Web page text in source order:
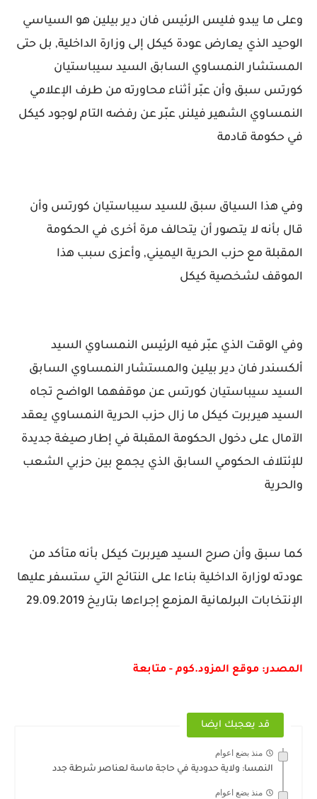
وعلى ما يبدو فليس الرئيس فان دير بيلين هو السياسي
الوحيد الذي يعارض عودة كيكل إلى وزارة الداخلية, بل حتى
المستشار النمساوي السابق السيد سيباستيان
كورتس سبق وأن عبّر أثناء محاورته من طرف الإعلامي
النمساوي الشهير فيلنر, عبّر عن رفضه التام لوجود كيكل
في حكومة قادمة
وفي هذا السياق سبق للسيد سيباستيان كورتس وأن
قال بأنه لا يتصور أن يتحالف مرة أخرى في الحكومة
المقبلة مع حزب الحرية اليميني, وأعزى سبب هذا
الموقف لشخصية كيكل
وفي الوقت الذي عبّر فيه الرئيس النمساوي السيد
ألكسندر فان دير بيلين والمستشار النمساوي السابق
السيد سيباستيان كورتس عن موقفهما الواضح تجاه
السيد هيربرت كيكل ما زال حزب الحرية النمساوي يعقد
الآمال على دخول الحكومة المقبلة في إطار صيغة جديدة
للإئتلاف الحكومي السابق الذي يجمع بين حزبي الشعب
والحرية
كما سبق وأن صرح السيد هيربرت كيكل بأنه متأكد من
عودته لوزارة الداخلية بناءا على النتائج التي ستسفر عليها
الإنتخابات البرلمانية المزمع إجراءها بتاريخ 29.09.2019
المصدر: موقع المزود.كوم - متابعة
قد يعجبك ايضا
منذ بضع اعوام
النمسا: ولاية حدودية في حاجة ماسة لعناصر شرطة جدد
منذ بضع اعوام